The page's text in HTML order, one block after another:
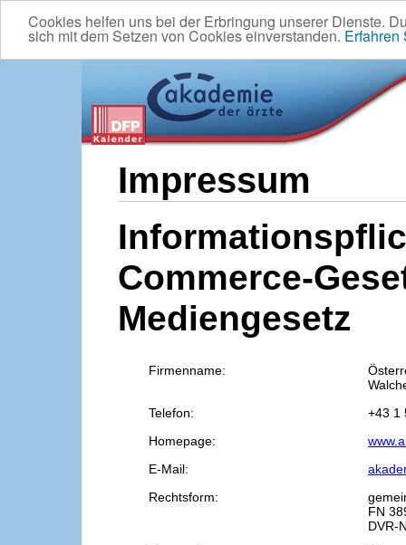
Cookies helfen uns bei der Erbringung unserer Dienste.
sich mit dem Setzen von Cookies einverstanden. Erfahren
Impressum
Commerce-
Mediengesetz
Firmenname:
Telefon:
+43 1
Homepage:
E-Mail:
Rechtsform:
FN
DVR-